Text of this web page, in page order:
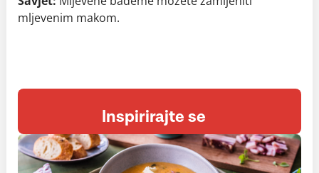
mljevenim makom.
Inspirirajte se